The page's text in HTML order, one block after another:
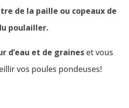
de la paille ou copeaux de
poulailler.
d’eau et de graines et vous
vos poules pondeuses!